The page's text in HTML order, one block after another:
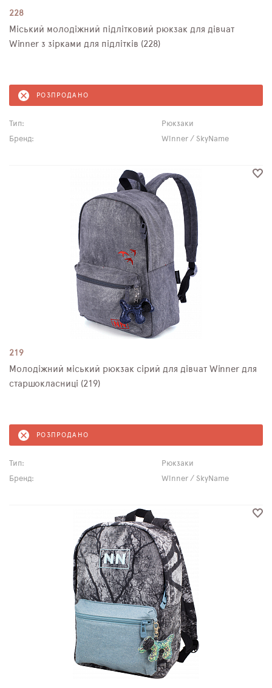
228
Міський молодіжний підлітковий рюкзак для дівчат
Winner з зірками для підлітків (228)
РОЗПРОДАНО
Тип:
Рюкзаки
Бренд:
Winner / SkyName
219
Молодіжний міський рюкзак сірий для дівчат Winner для
старшокласниці (219)
РОЗПРОДАНО
Тип:
Рюкзаки
Бренд:
Winner / SkyName